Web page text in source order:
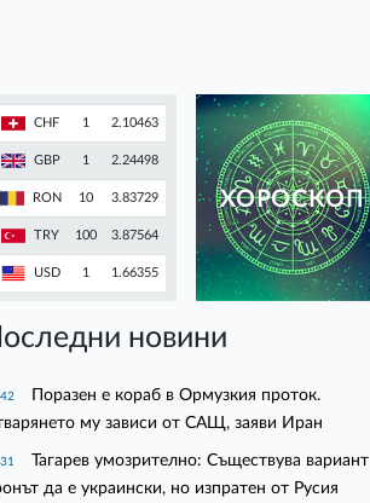
CHF 1 2.10463
GBP 1 2.24498
RON 10 3.83729
TRY 100 3.87564
USD 1 1.66355
ХОРОСКОП
новини
Поразен е кораб в Ормузкия проток.
му зависи от САЩ, заяви Иран
Тагарев умозрително: Съществува вариант
да е украински, но изпратен от Русия